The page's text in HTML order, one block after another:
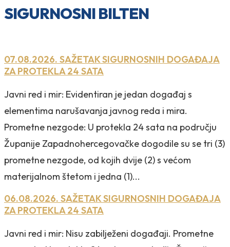
SIGURNOSNI BILTEN
07.08.2026. SAŽETAK SIGURNOSNIH DOGAĐAJA
ZA PROTEKLA 24 SATA
Javni red i mir: Evidentiran je jedan događaj s
elementima narušavanja javnog reda i mira.
Prometne nezgode: U protekla 24 sata na području
Županije Zapadnohercegovačke dogodile su se tri (3)
prometne nezgode, od kojih dvije (2) s većom
materijalnom štetom i jedna (1)...
06.08.2026. SAŽETAK SIGURNOSNIH DOGAĐAJA
ZA PROTEKLA 24 SATA
Javni red i mir: Nisu zabilježeni događaji. Prometne